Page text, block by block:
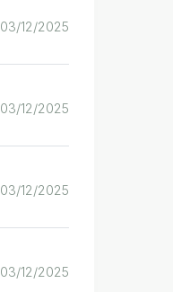
03/12/2025
03/12/2025
03/12/2025
03/12/2025